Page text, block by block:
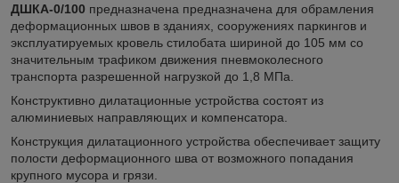
ДШКА-0/100 предназначена предназначена для обрамления
деформационных швов в зданиях, сооружениях паркингов и
эксплуатируемых кровель стилобата шириной до 105 мм со
значительным трафиком движения пневмоколесного
транспорта разрешенной нагрузкой до 1,8 МПа.
Конструктивно дилатационные устройства состоят из
алюминиевых направляющих и компенсатора.
Конструкция дилатационного устройства обеспечивает защиту
полости деформационного шва от возможного попадания
крупного мусора и грязи.